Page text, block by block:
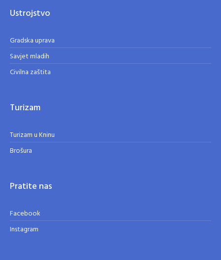
Ustrojstvo
Gradska uprava
Savjet mladih
Civilna zaštita
Turizam
Turizam u Kninu
Brošura
Pratite nas
Facebook
Instagram